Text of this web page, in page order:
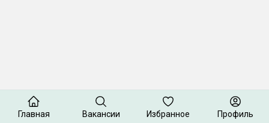
Главная Вакансии Избранное Профиль